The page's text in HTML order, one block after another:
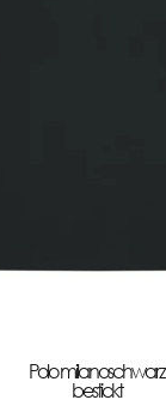
Polo milanoschwarz
bestickt